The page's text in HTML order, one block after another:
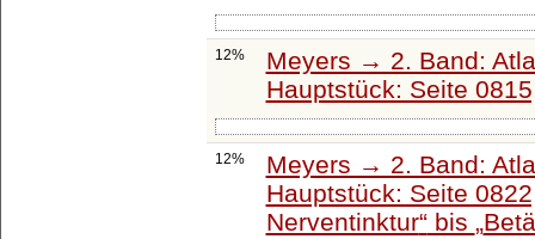
12%
Meyers → 2. Band:
Hauptstück: Seite
12%
Meyers → 2. Band:
Hauptstück: Seite
Nerventinktur bis